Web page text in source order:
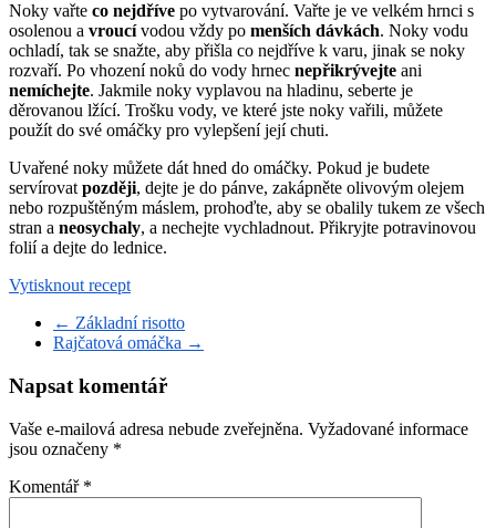
Noky vařte co nejdříve po vytvarování. Vařte je ve velkém hrnci s
osolenou a vroucívodou vždy po menších dávkách. Noky vodu
ochladí, tak se snažte, aby přišla co nejdříve k varu, jinak se noky
rozvaří. Po vhození noků do vody hrnec nepřikrývejte ani
nemíchejte. Jakmile noky vyplavou na hladinu, seberte je
děrovanou lžící. Trošku vody, ve které jste noky vařili, můžete
použít do své omáčky pro vylepšení její chuti.
Uvařené noky můžete dát hned do omáčky. Pokud je budete
servírovatpozději, dejte je do pánve, zakápněte olivovým olejem
nebo rozpuštěným máslem, prohoďte, aby se obalily tukem ze všech
stran a neosychaly, a nechejte vychladnout. Přikryjte potravinovou
folií a dejte do lednice.
Vytisknout recept
← Základní risotto
Rajčatová omáčka →
Napsat komentář
Vaše e-mailová adresa nebude zveřejněna. Vyžadované informace
jsou označeny *
Komentář *